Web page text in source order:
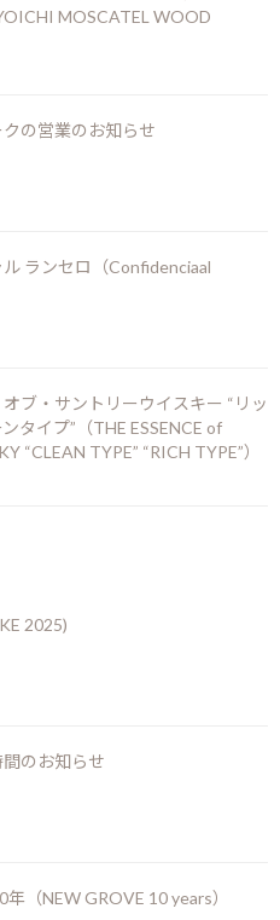
北新地店 06-6346-3377 English
せ
22年（ARDBEG TWENTY
22years）
MOSCATEL WOOD
の営業のお知らせ
ル ランセロ（Confidenciaal
ブ・サントリーウイスキー “リッ
タイプ”（THE ESSENCE of
“CLEAN TYPE” “RICH TYPE”）
2025)
のお知らせ
（NEW GROVE 10 years）